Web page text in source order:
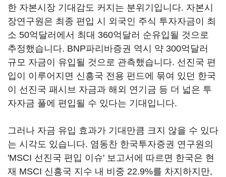
한 자본시장 기대감도 커지는 분위기입니다. 자본시
장연구원은 최종 편입 시 외국인 주식 투자자금이 최
소 50억달러에서 최대 360억달러 순유입될 것으로
추정했습니다. BNP파리바증권 역시 약 300억달러
규모 자금이 유입될 것으로 관측했습니다. 선진국 편
입이 이루어지면 신흥국 전용 펀드에 묶여 있던 한국
이 선진국 패시브 자금과 해외 연기금 등 더 넓은 투
자자금 풀에 편입될 수 있다는 기대입니다.
그러나 자금 유입 효과가 기대만큼 크지 않을 수 있다
는 시각도 있습니다. 염동찬 한국투자증권 연구원의
'MSCI 선진국 편입 이슈' 보고서에 따르면 한국은 현
재 MSCI 신흥국 지수 내 비중 22.9%를 차지하지만,